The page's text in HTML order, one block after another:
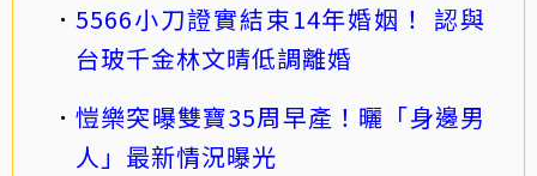
5566小刀證實結束14年婚姻！ 認與
台玻千金林文晴低調離婚
愷樂突曝雙寶35周早產！曬「身邊男
人」最新情況曝光